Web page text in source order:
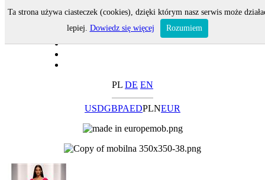
PL DE EN
USDGBPAEDPLNEUR
Ta strona używa ciasteczek (cookies), dzięki którym nasz serwis może
lepiej. Dowiedz się więcej Rozumiem